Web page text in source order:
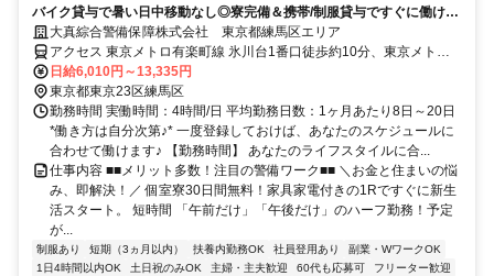
バイク貸与で暑い日中移動なし◎寮完備＆携帯/制服貸与ですぐに働ける
♪直行直帰OK！日払い可！
大真綜合警備保障株式会社 東京都練馬区エリア
アクセス 東京メトロ有楽町線 氷川台1番口徒歩約10分、東京メトロ
有楽町線 平和台（東京都）2番口(エレベータ)徒歩約14分、西武池袋
線 桜台（東京都）北口徒歩約20分 東京都練馬区エリア(石神井公園
駅、平和台駅、光が丘駅、富士見台駅)
日給6,010円～13,335円
東京都東京23区練馬区
勤務時間 実働時間：4時間/日 平均勤務日数：1ヶ月あたり8日～20日
*働き方は自分次第♪* 一度登録しておけば、あなたのスケジュールに
合わせて働けます♪ 【勤務時間】 あなたのライフスタイルに合...
仕事内容 ■■メリット多数！注目の警備ワーク■■ ＼お金と住まいの悩
み、即解決！／ 個室寮30日間無料！家具家電付きの1Rですぐに新生
活スタート。 短時間 「午前だけ」「午後だけ」のハーフ勤務！予定
が...
制服あり 短期（3ヵ月以内） 扶養内勤務OK 社員登用あり
副業・WワークOK
1日4時間以内OK
土日祝のみOK 主婦・主夫歓迎 60代も応募可
フリーター歓迎